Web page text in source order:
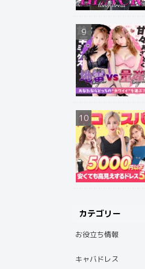
カテゴリー
お役立ち情報
キャバドレス